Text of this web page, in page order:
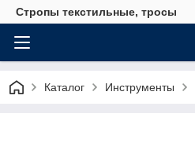
Стропы текстильные, тросы
Каталог Инструменты